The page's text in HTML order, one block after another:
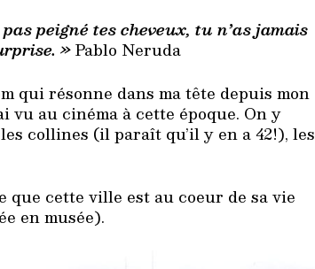
peigné tes cheveux, tu n’as jamais
»Pablo Neruda
qui résonne dans ma tête depuis mon
vu au cinéma à cette époque. On y
collines (il paraît qu’il y en a 42!), les
que cette ville est au coeur de sa vie
en musée).